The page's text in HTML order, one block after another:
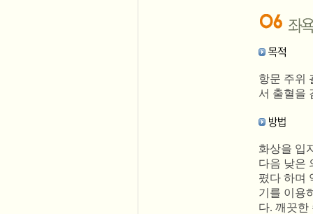
항문 주위
서 출혈을
화상을 입
다음 낮은
폈다 하며
기를 이용
다. 깨끗한